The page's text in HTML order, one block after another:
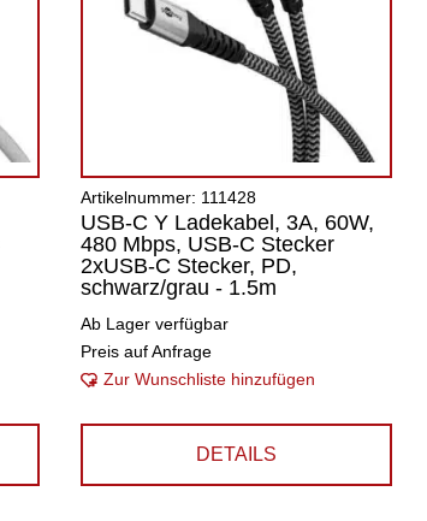
Artikelnummer: 111428
USB-C Y Ladekabel, 3A, 60W,
480 Mbps, USB-C Stecker
2xUSB-C Stecker, PD,
schwarz/grau - 1.5m
Ab Lager verfügbar
Preis auf Anfrage
Zur Wunschliste hinzufügen
DETAILS